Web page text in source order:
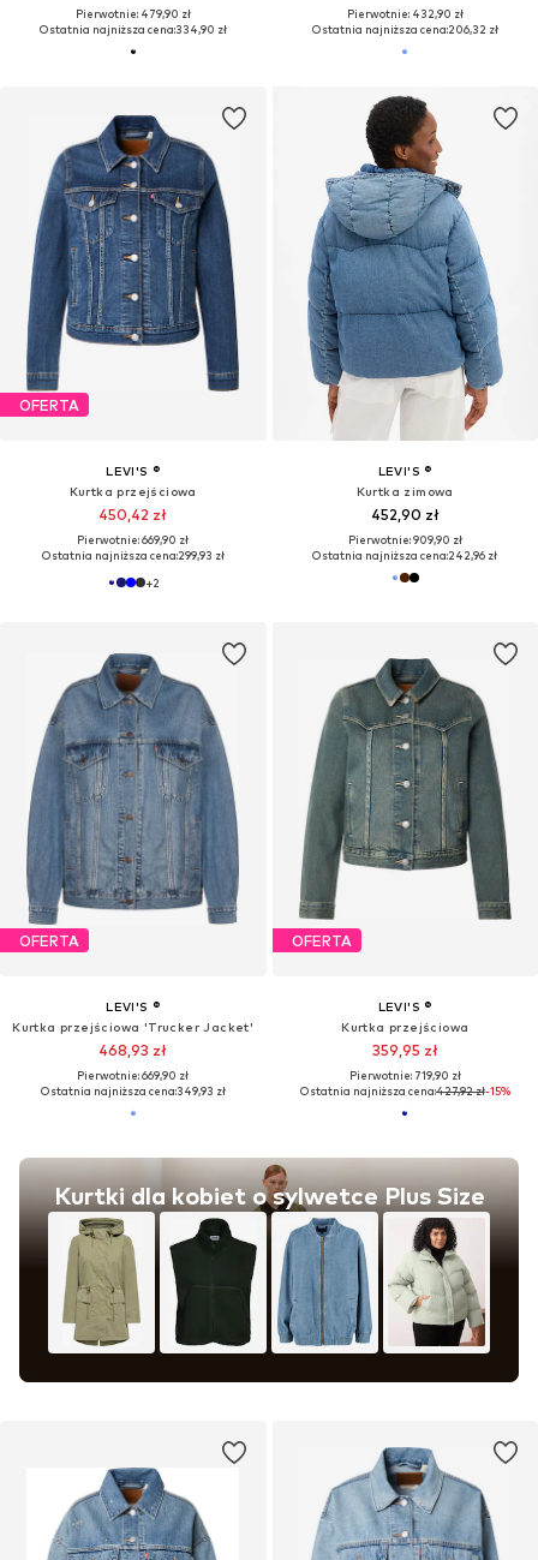
Pierwotnie: 479,90 zł
Ostatnia najniższa cena:334,90 zł
Pierwotnie: 432,90 zł
Ostatnia najniższa cena:206,32 zł
OFERTA
LEVI'S ®
Kurtka przejściowa
450,42 zł
Pierwotnie: 669,90 zł
Ostatnia najniższa cena:299,93 zł
+2
LEVI'S ®
Kurtka zimowa
452,90 zł
Pierwotnie: 909,90 zł
Ostatnia najniższa cena:242,96 zł
OFERTA
LEVI'S ®
Kurtka przejściowa 'Trucker Jacket'
468,93 zł
Pierwotnie: 669,90 zł
Ostatnia najniższa cena:349,93 zł
Kurtki dla kobiet o sylwetce Plus Size
OFERTA
LEVI'S ®
Kurtka przejściowa
359,95 zł
Pierwotnie: 719,90 zł
Ostatnia najniższa cena:427,92 zł-15%